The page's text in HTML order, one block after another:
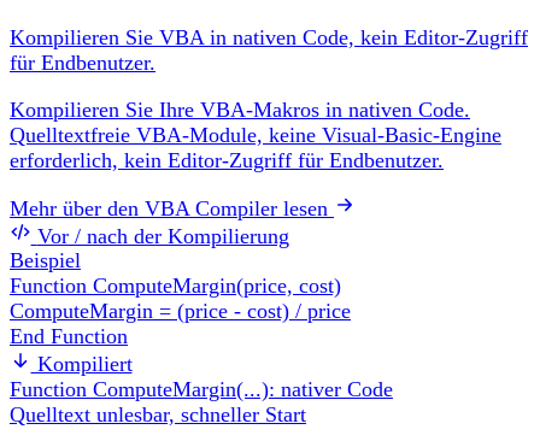
Kompilieren Sie VBA in nativen Code, kein Editor-Zugriff
für Endbenutzer.
Kompilieren Sie Ihre VBA-Makros in nativen Code.
Quelltextfreie VBA-Module, keine Visual-Basic-Engine
erforderlich, kein Editor-Zugriff für Endbenutzer.
Mehr über den VBA Compiler lesen
Vor / nach der Kompilierung
Beispiel
Function ComputeMargin(price, cost)
ComputeMargin = (price - cost) / price
End Function
Kompiliert
Function ComputeMargin(...): nativer Code
Quelltext unlesbar, schneller Start